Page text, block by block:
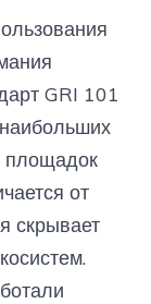
GRI 101
площадок
от
скрывает